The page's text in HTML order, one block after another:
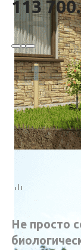
113
Не просто